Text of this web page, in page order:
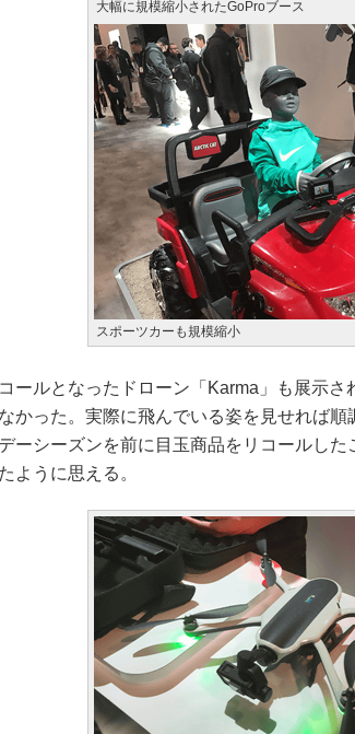
大幅に規模縮小されたGoProブース
スポーツカーも規模縮小
ールとなったドローン「Karma」も展示さ
かった。実際に飛んでいる姿を見せれば順
ーシーズンを前に目玉商品をリコールした
ように思える。